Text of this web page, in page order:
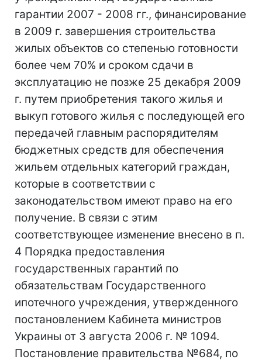
гарантии 2007 - 2008 гг., финансирование
в 2009 г. завершения строительства
жилых объектов со степенью готовности
более чем 70% и сроком сдачи в
эксплуатацию не позже 25 декабря 2009
г. путем приобретения такого жилья и
выкуп готового жилья с последующей его
передачей главным распорядителям
бюджетных средств для обеспечения
жильем отдельных категорий граждан,
которые в соответствии с
законодательством имеют право на его
получение. В связи с этим
соответствующее изменение внесено в п.
4 Порядка предоставления
государственных гарантий по
обязательствам Государственного
ипотечного учреждения, утвержденного
постановлением Кабинета министров
Украины от 3 августа 2006 г. № 1094.
Постановление правительства №684, по